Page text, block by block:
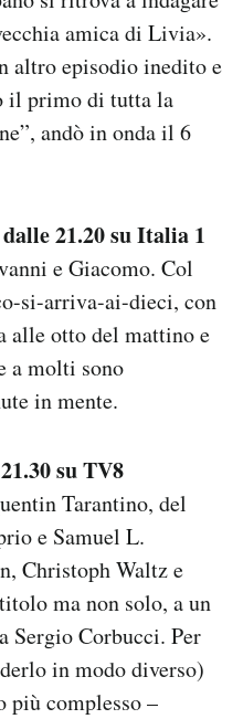
amica di Livia».
altro episodio inedito e
il primo di tutta la
andò in onda il 6
21.20 su Italia 1
e Giacomo. Col
si-arriva-ai-dieci, con
alle otto del mattino e
a molti sono
in mente.
su TV8
Tarantino, del
e Samuel L.
Christoph Waltz e
ma non solo, a un
Sergio Corbucci. Per
in modo diverso)
più complesso –